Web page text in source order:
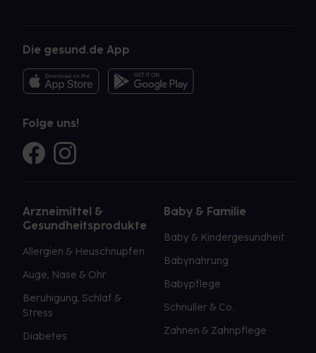
Die gesund.de App
Folge uns!
Arzneimittel &
Gesundheitsprodukte
Allergien & Heuschnupfen
Auge, Nase & Ohr
Beruhigung, Schlaf &
Stress
Diabetes
Baby & Familie
Baby & Kindergesundheit
Babynahrung
Babypflege
Schnuller & Co.
Zahnen & Zahnpflege